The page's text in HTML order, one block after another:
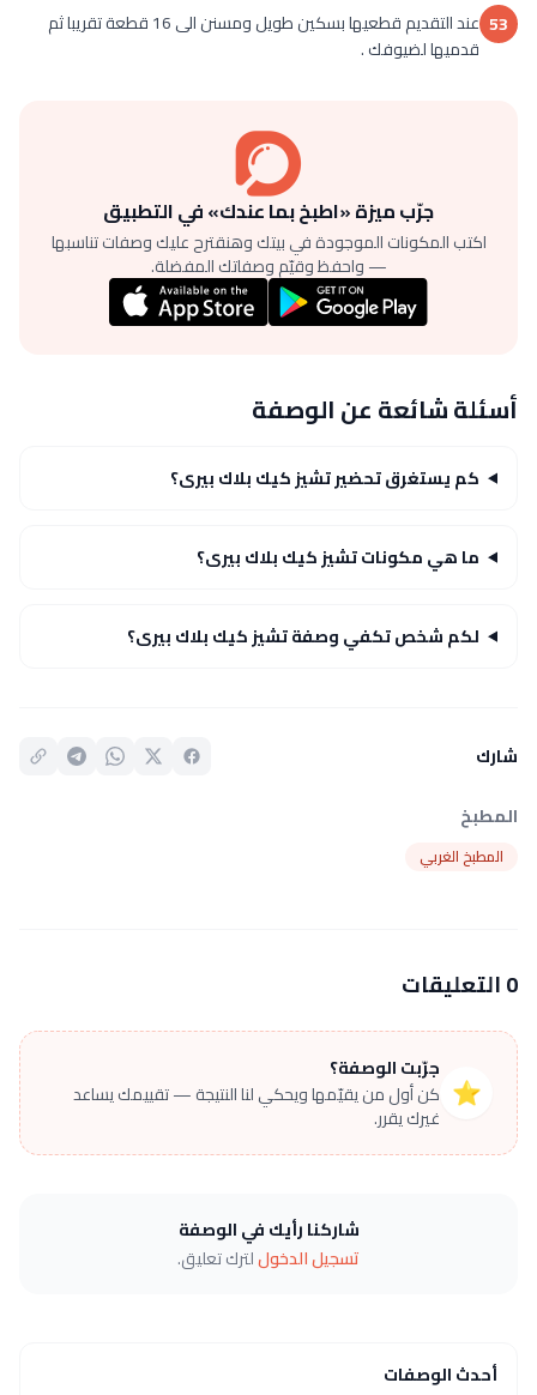
53
عند التقديم قطعيها بسكين طويل ومسنن الى 16 قطعة تقريبا ثم
قدميها لضيوفك .
جرّب ميزة «اطبخ بما عندك» في التطبيق
اكتب المكونات الموجودة في بيتك وهنقترح عليك وصفات تناسبها
— واحفظ وقيّم وصفاتك المفضلة.
أسئلة شائعة عن الوصفة
كم يستغرق تحضير تشيز كيك بلاك بيرى؟
ما هي مكونات تشيز كيك بلاك بيرى؟
لكم شخص تكفي وصفة تشيز كيك بلاك بيرى؟
شارك
المطبخ
المطبخ الغربي
0 التعليقات
⭐
جرّبت الوصفة؟
كن أول من يقيّمها ويحكي لنا النتيجة — تقييمك يساعد
غيرك يقرر.
شاركنا رأيك في الوصفة
تسجيل الدخوللترك تعليق.
أحدث الوصفات